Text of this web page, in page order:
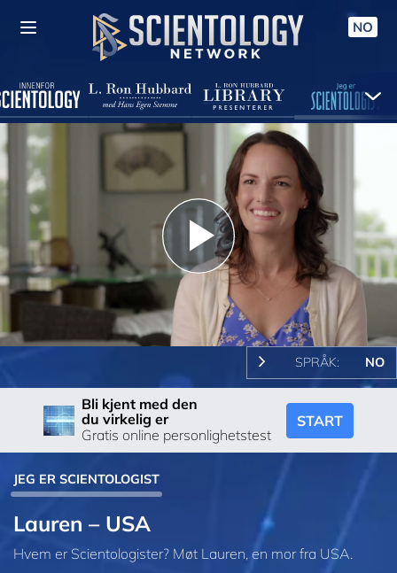
NO
Play
Video
SPRÅK: NO
Bli kjent med den
du virkelig er
Gratis online personlighetstest
START
JEG ER SCIENTOLOGIST
Lauren – USA
Hvem er Scientologister? Møt Lauren, en mor fra USA.